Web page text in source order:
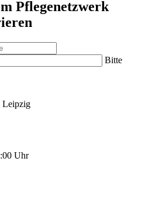
Pflegenetzwerk
Bitte
Uhr